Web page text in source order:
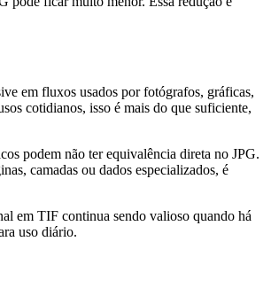
em fluxos usados por fotógrafos, gráficas,
cotidianos, isso é mais do que suficiente,
podem não ter equivalência direta no JPG.
camadas ou dados especializados, é
em TIF continua sendo valioso quando há
uso diário.